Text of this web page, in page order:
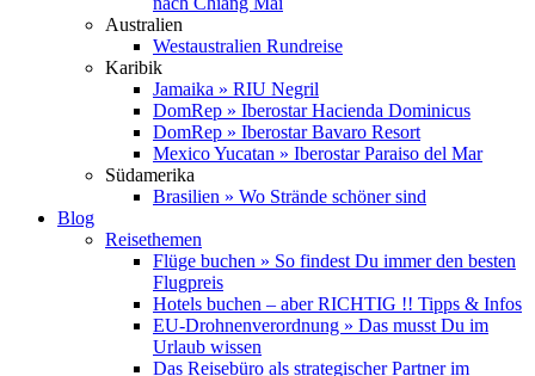
Australien
Westaustralien Rundreise
Karibik
Jamaika » RIU Negril
DomRep » Iberostar Hacienda Dominicus
DomRep » Iberostar Bavaro Resort
Mexico Yucatan » Iberostar Paraiso del Mar
Südamerika
Brasilien » Wo Strände schöner sind
Blog
Reisethemen
Flüge buchen » So findest Du immer den besten
Flugpreis
Hotels buchen – aber RICHTIG !! Tipps & Infos
EU-Drohnenverordnung » Das musst Du im
Urlaub wissen
Das Reisebüro als strategischer Partner im